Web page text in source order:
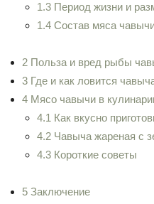
1.3 Период жизни и
1.4 Состав мяса
2 Польза и вред рыбы
3 Где и как ловится
4 Мясо чавычи в
4.1 Как вкусно
4.2 Чавыча жареная с
4.3 Короткие советы
5 Заключение